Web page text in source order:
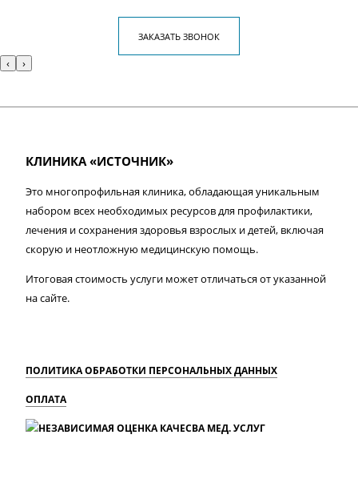
ЗАКАЗАТЬ ЗВОНОК
‹ ›
КЛИНИКА «ИСТОЧНИК»
Это многопрофильная клиника, обладающая уникальным
набором всех необходимых ресурсов для профилактики,
лечения и сохранения здоровья взрослых и детей, включая
скорую и неотложную медицинскую помощь.
Итоговая стоимость услуги может отличаться от указанной
на сайте.
ПОЛИТИКА ОБРАБОТКИ ПЕРСОНАЛЬНЫХ ДАННЫХ
ОПЛАТА